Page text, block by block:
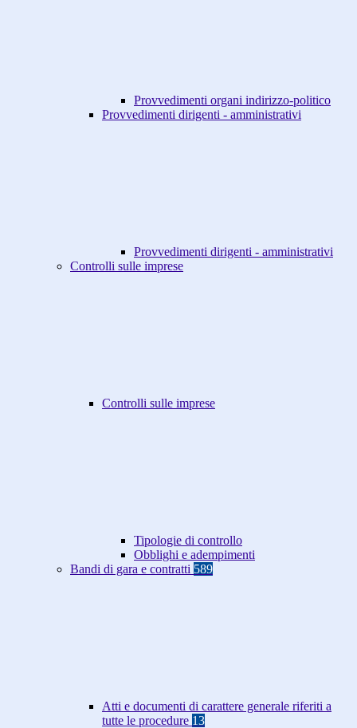
Provvedimenti organi indirizzo-politico
Provvedimenti dirigenti - amministrativi
Provvedimenti dirigenti - amministrativi
Controlli sulle imprese
Controlli sulle imprese
Tipologie di controllo
Obblighi e adempimenti
Bandi di gara e contratti 589
Atti e documenti di carattere generale riferiti a
tutte le procedure 13